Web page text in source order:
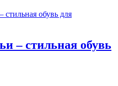
– стильная обувь